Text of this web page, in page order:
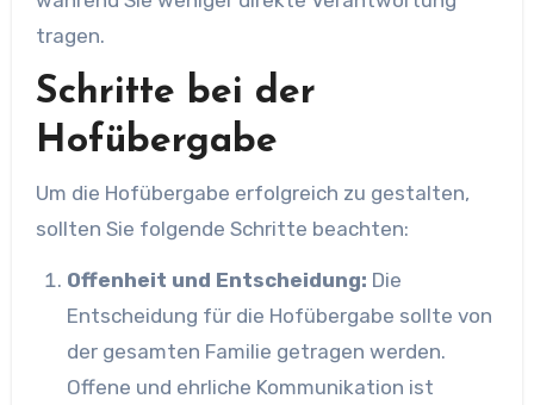
tragen.
Schritte bei der
Hofübergabe
Um die Hofübergabe erfolgreich zu gestalten,
sollten Sie folgende Schritte beachten:
Offenheit und Entscheidung: Die
Entscheidung für die Hofübergabe sollte von
der gesamten Familie getragen werden.
Offene und ehrliche Kommunikation ist